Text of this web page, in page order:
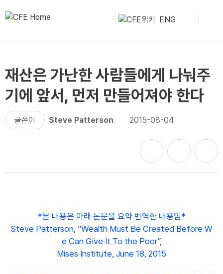
ENG
재산은 가난한 사람들에게 나눠주
기에 앞서, 먼저 만들어져야 한다
글쓴이 Steve Patterson 2015-08-04
*본 내용은 아래 논문을 요약 번역한 내용임*
Steve Patterson, ”Wealth Must Be Created Before W
e Can Give It To the Poor”,
Mises Institute, June 18, 2015